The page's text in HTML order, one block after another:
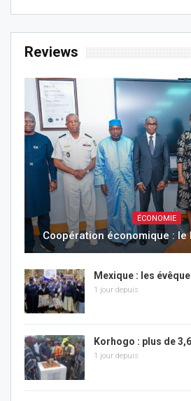
Reviews
ÉCONOMIE
Coopération économique : le
Mexique : les
1 jour depuis
Korhogo : plus de
1 jour depuis